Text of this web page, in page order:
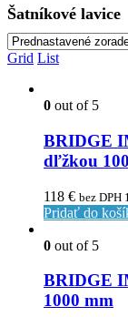
Šatníkové lavice
Grid List
0 out of 5
BRIDGE
dľžkou
118 € bez DPH
Pridať do
0 out of 5
BRIDGE
1000 mm